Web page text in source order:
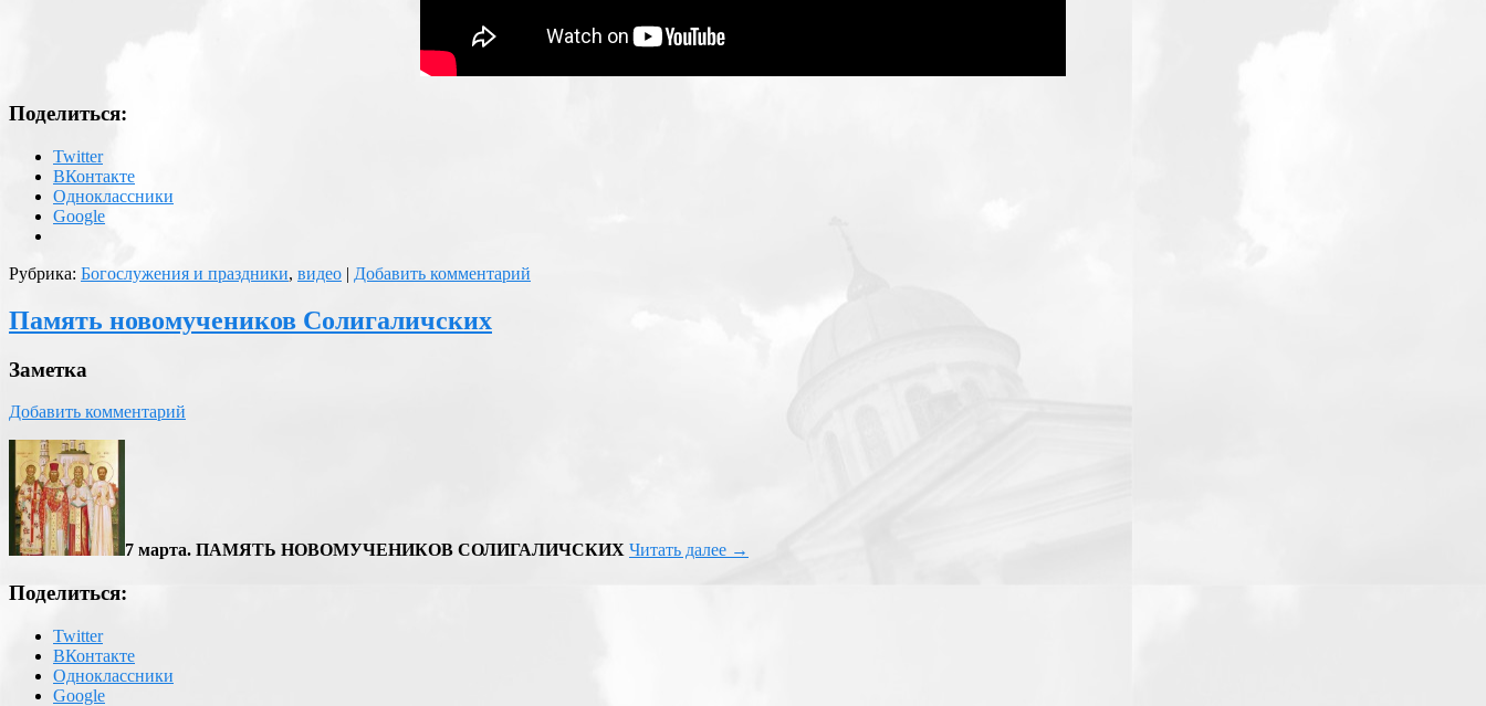
Поделиться:
Twitter
ВКонтакте
Одноклассники
Google
Рубрика: Богослужения и праздники, видео | Добавить комментарий
Память новомучеников Солигаличских
Заметка
Добавить комментарий
7 марта. ПАМЯТЬ НОВОМУЧЕНИКОВ СОЛИГАЛИЧСКИХ Читать далее →
Поделиться:
Twitter
ВКонтакте
Одноклассники
Google